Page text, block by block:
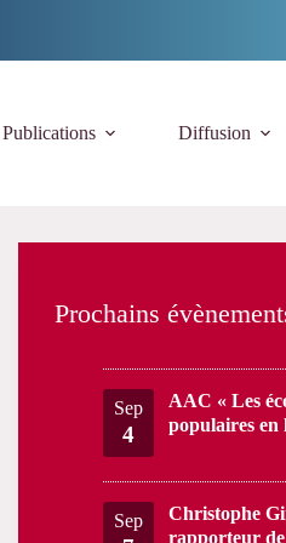
Publications Diffusion
Prochains
Sep
4
AAC « Les
populaires en
Sep
Christophe
rapporteur